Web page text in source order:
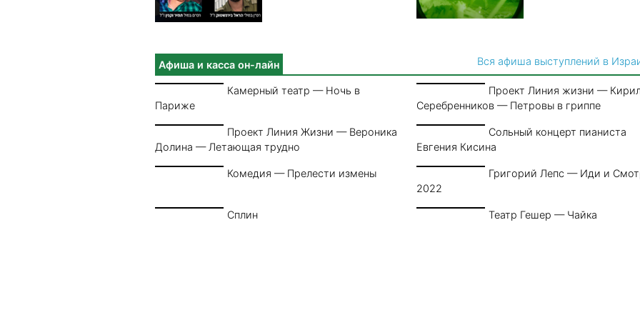
Афиша и касса он-лайн Вся афиша выступлений в
Камерный театр — Ночь в
Париже
Проект Линия жизни —
Серебренников — Петровы в гриппе
Проект Линия Жизни — Вероника
Долина — Летающая трудно
Сольный концерт пианиста
Евгения Кисина
Комедия — Прелести измены
Григорий Лепс — Иди и
2022
Сплин Театр Гешер — Чайка